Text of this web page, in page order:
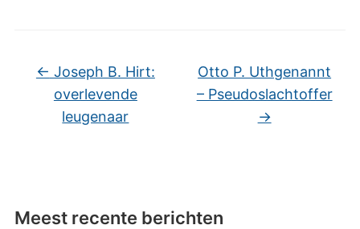
← Joseph B. Hirt:
overlevende
leugenaar
Otto P. Uthgenannt
– Pseudoslachtoffer
→
Meest recente berichten